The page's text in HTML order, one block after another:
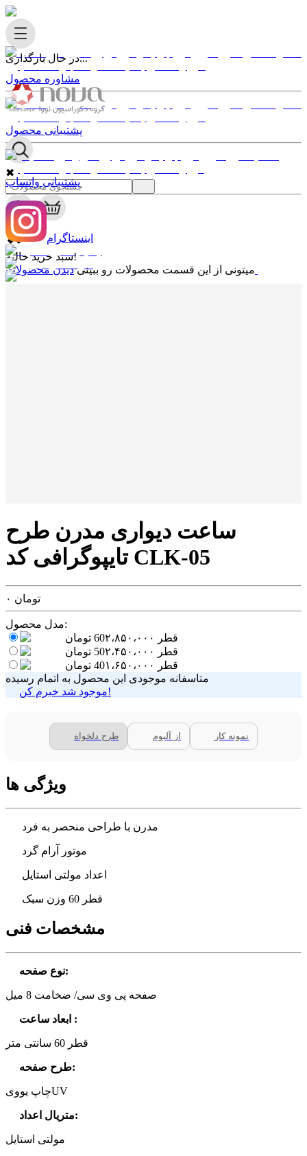
در حال بارگذاری...
✖
0
✖
سبد خرید خالیه!
میتونی از این قسمت محصولات رو ببینی
مشاوره محصول
پشتیبانی محصول
پشتیبانی واتساپ
اینستاگرام
ساعت دیواری مدرن طرح
تایپوگرافی کد CLK-05
۰ تومان
مدل محصول:
قطر 60
۲،۸۵۰،۰۰۰
تومان
قطر 50
۲،۴۵۰،۰۰۰
تومان
قطر 40
۱،۶۵۰،۰۰۰
تومان
متاسفانه موجودی این محصول به اتمام رسیده
موجود شد خبرم کن!
طرح دلخواه از آلبوم نمونه کار
ویژگی ها
مدرن با طراحی منحصر به فرد
موتور آرام گرد
اعداد مولتی استایل
قطر 60 وزن سبک
مشخصات فنی
نوع صفحه:
صفحه پی وی سی/ ضخامت 8 میل
:
قطر 60 سانتی متر
طرح صفحه:
چاپ یوویUV
متریال اعداد:
مولتی استایل